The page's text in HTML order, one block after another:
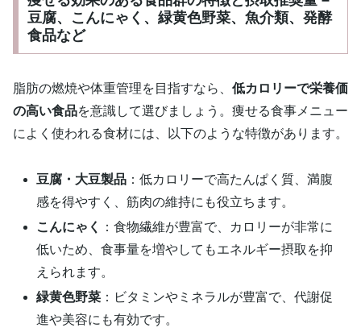
豆腐、こんにゃく、緑黄色野菜、魚介類、発酵
食品など
脂肪の燃焼や体重管理を目指すなら、 低カロリーで栄養価
の高い食品を意識して選びましょう。痩せる食事メニュー
によく使われる食材には、以下のような特徴があります。
豆腐・大豆製品 ：低カロリーで高たんぱく質、満腹
感を得やすく、筋肉の維持にも役立ちます。
こんにゃく
：食物繊維が豊富で、カロリーが非常に
低いため、食事量を増やしてもエネルギー摂取を抑
えられます。
緑黄色野菜 ：ビタミンやミネラルが豊富で、代謝促
進や美容にも有効です。